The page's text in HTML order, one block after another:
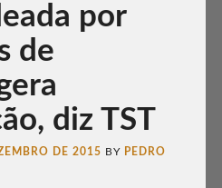
por
de
diz TST
DE 2015 BY PEDRO